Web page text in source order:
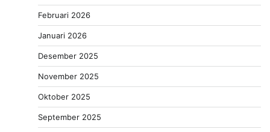
Februari 2026
Januari 2026
Desember 2025
November 2025
Oktober 2025
September 2025